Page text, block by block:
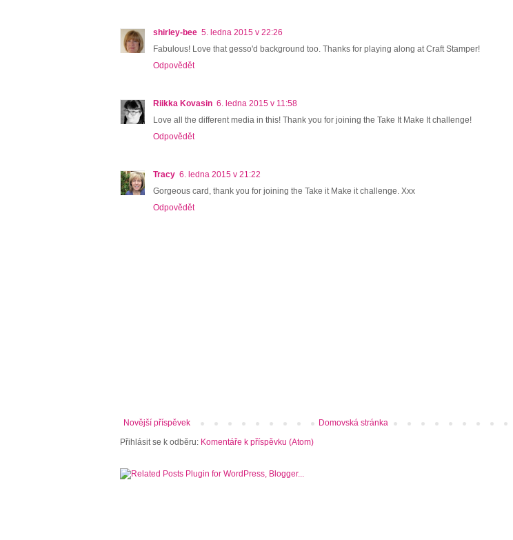
shirley-bee 5. ledna 2015 v 22:26
Fabulous! Love that gesso'd background too. Thanks for playing along at Craft Stamper!
Odpovědět
Riikka Kovasin 6. ledna 2015 v 11:58
Love all the different media in this! Thank you for joining the Take It Make It challenge!
Odpovědět
Tracy 6. ledna 2015 v 21:22
Gorgeous card, thank you for joining the Take it Make it challenge. Xxx
Odpovědět
Novější příspěvek
Domovská stránka
Přihlásit se k odběru: Komentáře k příspěvku (Atom)